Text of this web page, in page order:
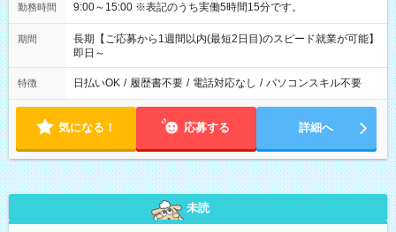
勤務時間 9:00～15:00 ※表記のうち実働5時間15分です。
期間
長期【ご応募から1週間以内(最短2日目)のスピード就業が可能】
即日～
特徴 日払いOK / 履歴書不要 / 電話対応なし / パソコンスキル不要
気になる！ 応募する 詳細へ
未読